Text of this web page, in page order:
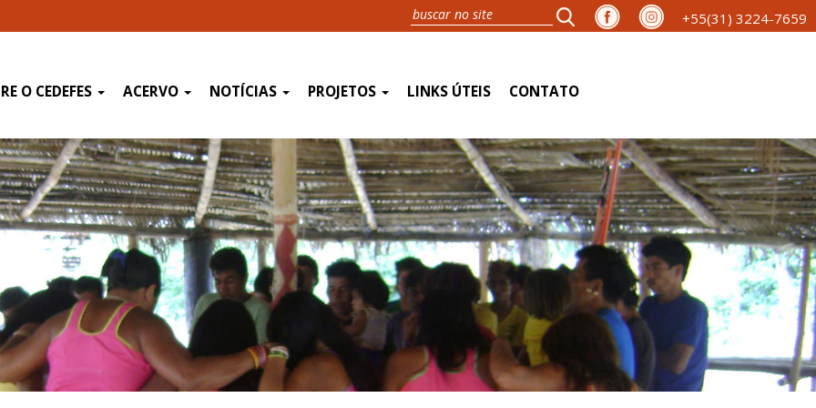
+55(31) 3224-7659
O CEDEFES ACERVO NOTÍCIAS PROJETOS LINKS ÚTEIS CONTATO